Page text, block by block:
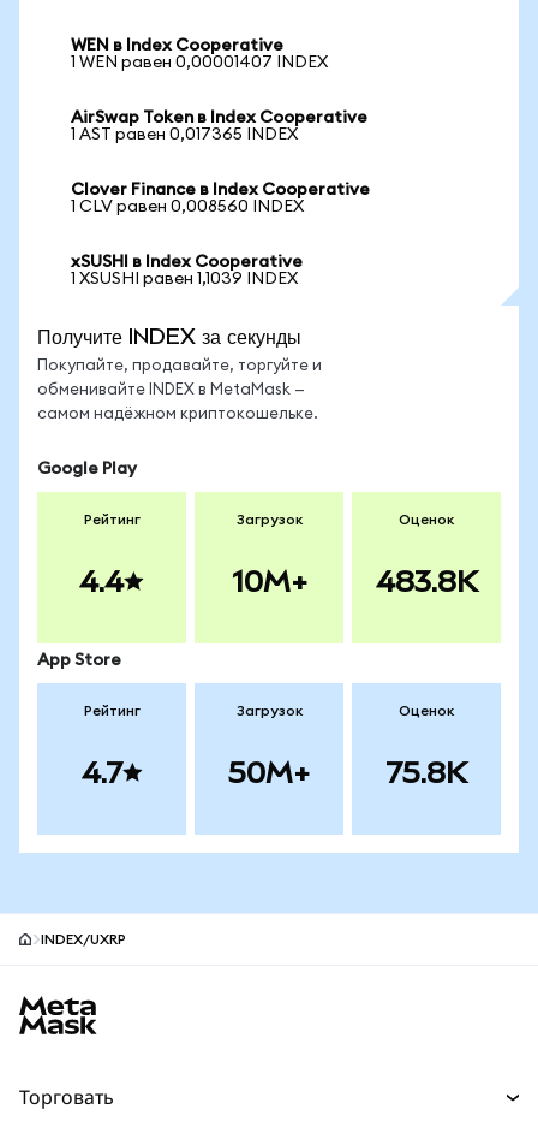
WEN в Index Cooperative
1 WEN равен 0,00001407 INDEX
AirSwap Token в Index Cooperative
1 AST равен 0,017365 INDEX
Clover Finance в Index Cooperative
1 CLV равен 0,008560 INDEX
xSUSHI в Index Cooperative
1 XSUSHI равен 1,1039 INDEX
Получите INDEX за секунды
Покупайте, продавайте, торгуйте и
обменивайте INDEX в MetaMask —
самом надёжном криптокошельке.
Google Play
Рейтинг
4.4
Загрузок
10M+
Оценок
483.8K
App Store
Рейтинг
4.7
Загрузок
50M+
Оценок
75.8K
INDEX/UXRP
Торговать